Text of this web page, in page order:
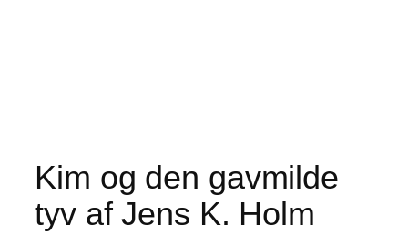
Kim og den gavmilde
tyv af Jens K. Holm